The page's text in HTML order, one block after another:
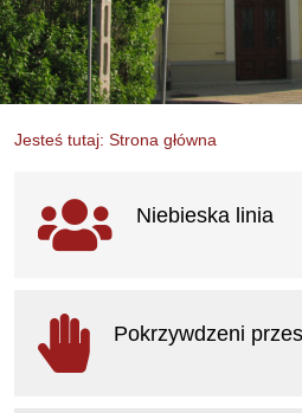
Jesteś tutaj: Strona główna
Ważne linki
Niebieska linia
Pokrzywdzeni